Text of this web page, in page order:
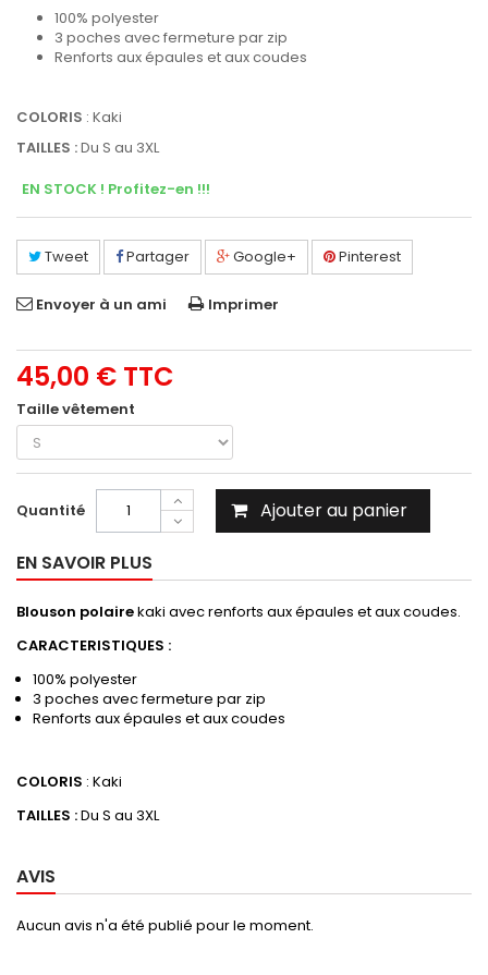
100% polyester
3 poches avec fermeture par zip
Renforts aux épaules et aux coudes
COLORIS : Kaki
TAILLES :Du S au 3XL
EN STOCK ! Profitez-en !!!
Tweet Partager Google+ Pinterest
Envoyer à un ami Imprimer
45,00 € TTC
Taille vêtement
Quantité Ajouter au panier
EN SAVOIR PLUS
Blouson polairekaki avec renforts aux épaules et aux coudes.
CARACTERISTIQUES :
100% polyester
3 poches avec fermeture par zip
Renforts aux épaules et aux coudes
COLORIS : Kaki
TAILLES :Du S au 3XL
AVIS
Aucun avis n'a été publié pour le moment.